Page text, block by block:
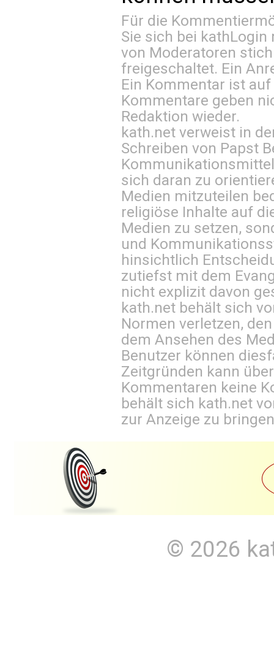
Für die
Sie sich bei kathLogin
von Moderatoren
freigeschaltet. Ein
Ein Kommentar ist
Kommentare geben
Redaktion wieder.
kath.net verweist in
Schreiben von Papst
sich daran zu
Medien mitzuteilen
religiöse Inhalte auf
Medien zu setzen,
und
hinsichtlich
zutiefst mit dem
nicht explizit davon
kath.net behält sich
Normen verletzen,
dem Ansehen des
Benutzer können
Zeitgründen kann
Kommentaren keine
behält sich kath.net
zur Anzeige zu
© 2026